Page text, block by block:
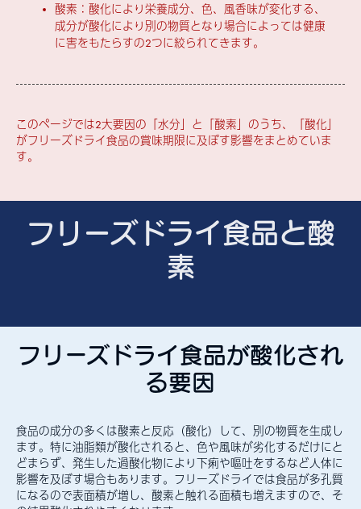
酸素：酸化により栄養成分、色、風香味が変化する、
成分が酸化により別の物質となり場合によっては健康
に害をもたらすの2つに絞られてきます。
このページでは2大要因の「水分」と「酸素」のうち、「酸化」
がフリーズドライ食品の賞味期限に及ぼす影響をまとめていま
す。
フリーズドライ食品と酸
素
フリーズドライ食品が酸化され
る要因
食品の成分の多くは酸素と反応（酸化）して、別の物質を生成し
ます。特に油脂類が酸化されると、色や風味が劣化するだけにと
どまらず、発生した過酸化物により下痢や嘔吐をするなど人体に
影響を及ぼす場合もあります。フリーズドライでは食品が多孔質
になるので表面積が増し、酸素と触れる面積も増えますので、そ